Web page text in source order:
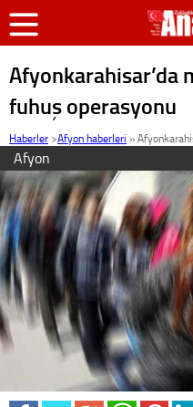
Afyonkarahisar’da
fuhuş operasyonu
Haberler >Afyon haberleri »
Afyon